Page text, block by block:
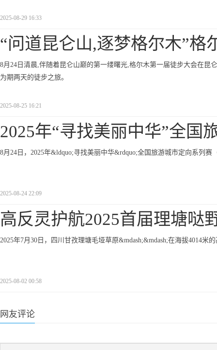
2025-08-29 16:33
“问道昆仑山,逐梦格尔木”格
8月24日清晨,伴随着昆仑山巅的第一缕曙光,格尔木第一届徒步大会在昆
为期两天的徒步之旅。
2025-08-25 16:21
2025年“寻找美丽中华”全国
8月24日，2025年&ldquo;寻找美丽中华&rdquo;全国旅游城市定向系列
2025-08-24 22:09
高反灵护航2025首届理塘哒
2025年7月30日，四川甘孜理塘毛垭草原&mdash;&mdash;在海拔4014米
2025-08-02 00:58
网友评论